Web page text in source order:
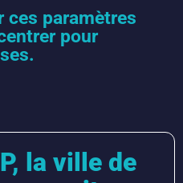
ces paramètres
pour
la ville de